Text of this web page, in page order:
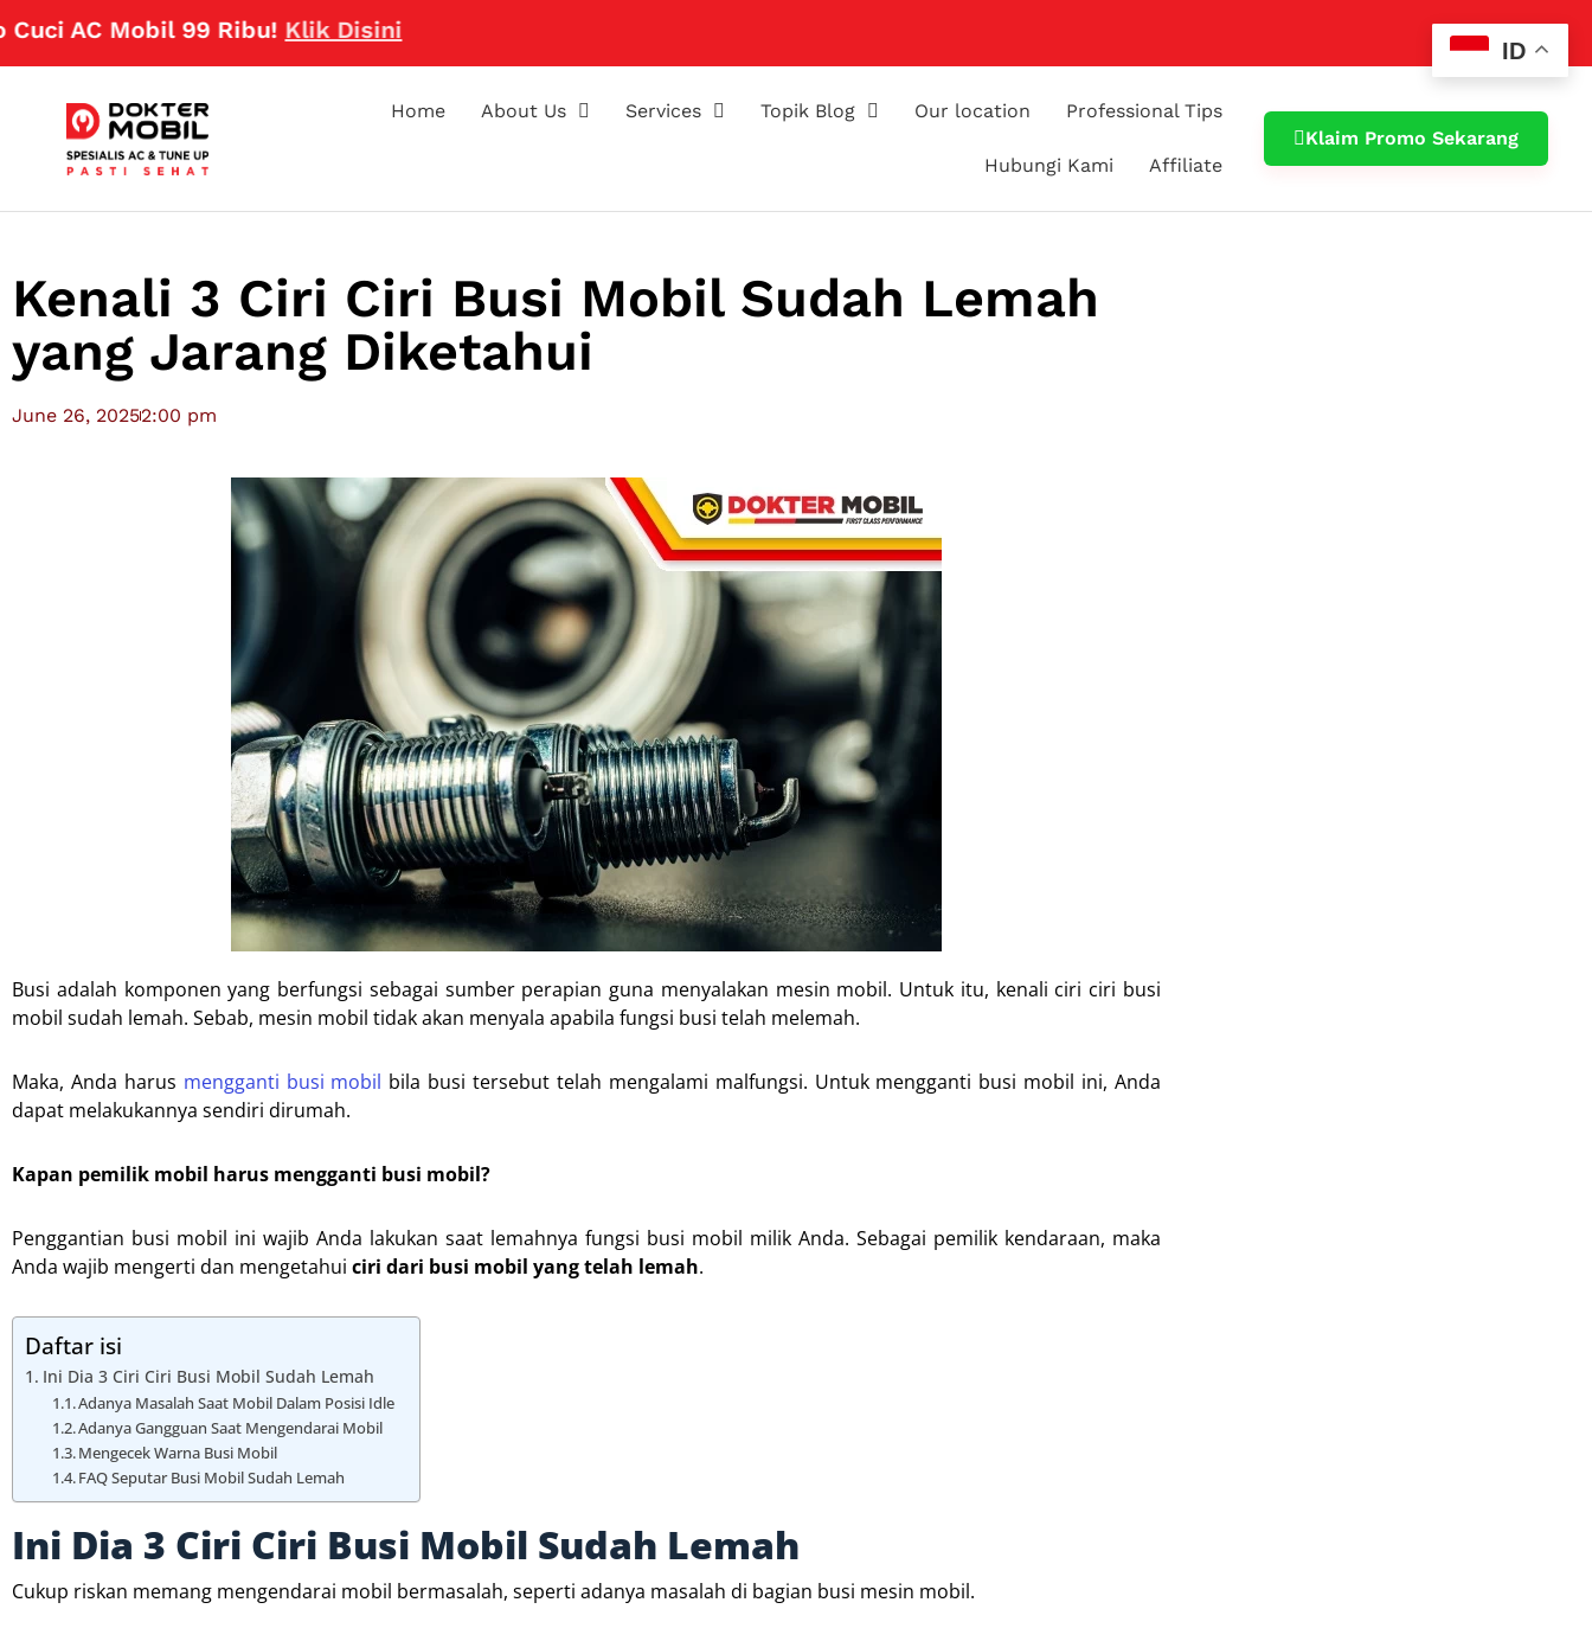
Mobil 99 Ribu!Klik Disini
Home About Us Services Topik Blog Our location Professional Tips
Hubungi Kami Affiliate
Klaim Promo Sekarang
Kenali 3 Ciri Ciri Busi Mobil Sudah Lemah
yang Jarang Diketahui
June 26, 20252:00 pm
Busi adalah komponen yang berfungsi sebagai sumber perapian guna menyalakan mesin mobil. Untuk itu, kenali ciri ciri busi
mobil sudah lemah. Sebab, mesin mobil tidak akan menyala apabila fungsi busi telah melemah.
Maka, Anda harus mengganti busi mobil bila busi tersebut telah mengalami malfungsi. Untuk mengganti busi mobil ini, Anda
dapat melakukannya sendiri dirumah.
Kapan pemilik mobil harus mengganti busi mobil?
Penggantian busi mobil ini wajib Anda lakukan saat lemahnya fungsi busi mobil milik Anda. Sebagai pemilik kendaraan, maka
Anda wajib mengerti dan mengetahui ciri dari busi mobil yang telah lemah.
Daftar isi
Ini Dia 3 Ciri Ciri Busi Mobil Sudah Lemah
Adanya Masalah Saat Mobil Dalam Posisi Idle
Adanya Gangguan Saat Mengendarai Mobil
Mengecek Warna Busi Mobil
FAQ Seputar Busi Mobil Sudah Lemah
Ini Dia 3 Ciri Ciri Busi Mobil Sudah Lemah
Cukup riskan memang mengendarai mobil bermasalah, seperti adanya masalah di bagian busi mesin mobil.
ID